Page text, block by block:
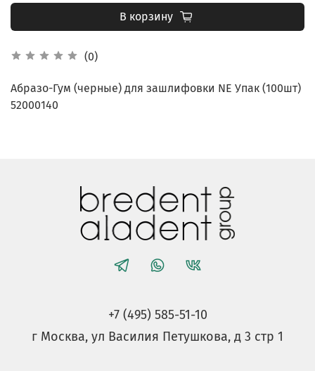
(0)
В корзину
Абразо-Гум (черные) для зашлифовки NE Упак (100шт)
52000140
+7 (495) 585-51-10
г Москва, ул Василия Петушкова, д 3 стр 1